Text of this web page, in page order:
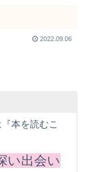
2022.09.06
本を読むこ
い出会い